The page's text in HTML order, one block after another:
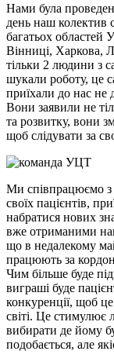
Нами була
день наш колектив
багатьох областей
Вінниці, Харкова,
тільки 2 людини з
шукали роботу, це
приїхали до нас не
Вони заявили не
та розвитку, вони
щоб слідувати за
Ми співпрацюємо з
своїх пацієнтів,
набратися нових
вже отриманими
що в недалекому
працюють за
Чим більше буде
виграші буде
конкуренції, щоб
світі. Це стимулює
вибирати де йому
подобається, але